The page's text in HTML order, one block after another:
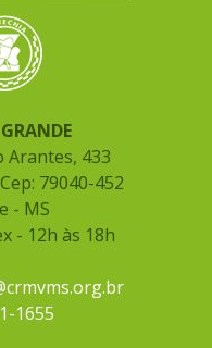
Arantes, 433
79040-452
- MS
- 12h às 18h
1655